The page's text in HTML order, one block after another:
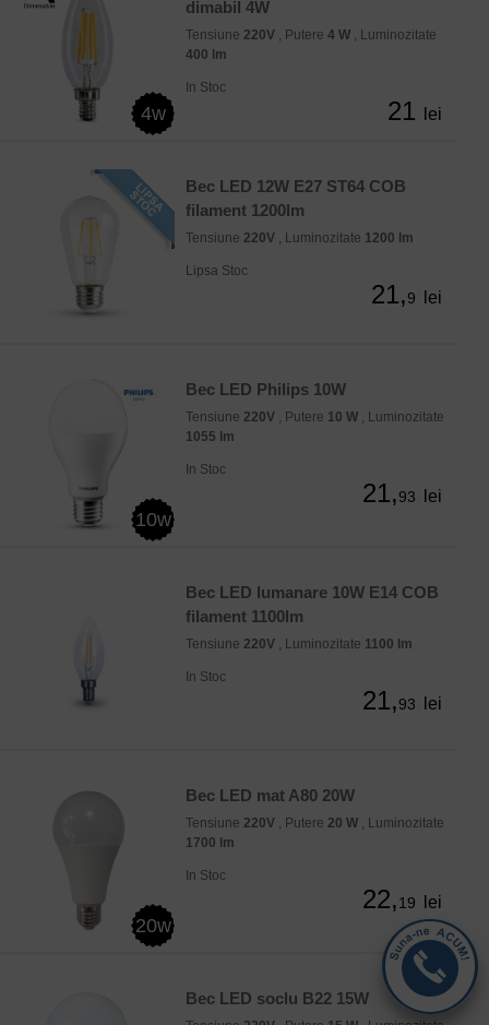
4w
dimabil 4W
Tensiune 220V , Putere 4 W , Luminozitate
400 lm
In Stoc
21 lei
Bec LED 12W E27 ST64 COB
filament 1200lm
Tensiune 220V , Luminozitate 1200 lm
Lipsa Stoc
21,9 lei
10w
Bec LED Philips 10W
Tensiune 220V , Putere 10 W , Luminozitate
1055 lm
In Stoc
21,93 lei
Bec LED lumanare 10W E14 COB
filament 1100lm
Tensiune 220V , Luminozitate 1100 lm
In Stoc
21,93 lei
20w
Bec LED mat A80 20W
Tensiune 220V , Putere 20 W , Luminozitate
1700 lm
In Stoc
22,19 lei
Bec LED soclu B22 15W